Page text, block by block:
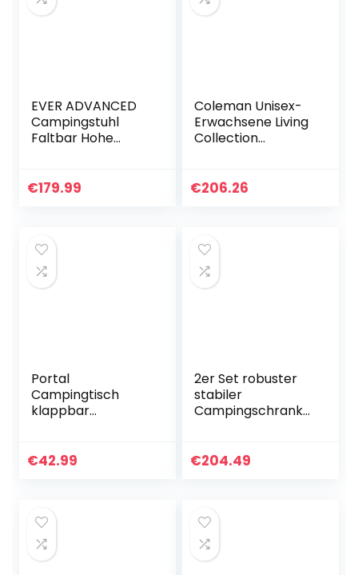
EVER ADVANCED
Campingstuhl
Faltbar Hohe
Klappstuhl Luxus
€179.99
Coleman Unisex-
Erwachsene Living
Collection
€206.26
Portal
Campingtisch
klappbar
mit Aluminium
faltbar…
€42.99
2er Set robuster
stabiler
Campingschrank
Kleiderschrank
€204.49